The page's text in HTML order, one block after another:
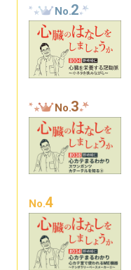
No.2
No.3
No.4